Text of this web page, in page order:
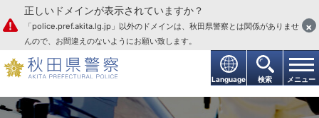
本文へ
Language 検索 メニュー
正しいドメインが表示されていますか？
「police.pref.akita.lg.jp」以外のドメインは、秋田県警察とは関係がありませ
んので、お間違えのないようにお願い致します。
×